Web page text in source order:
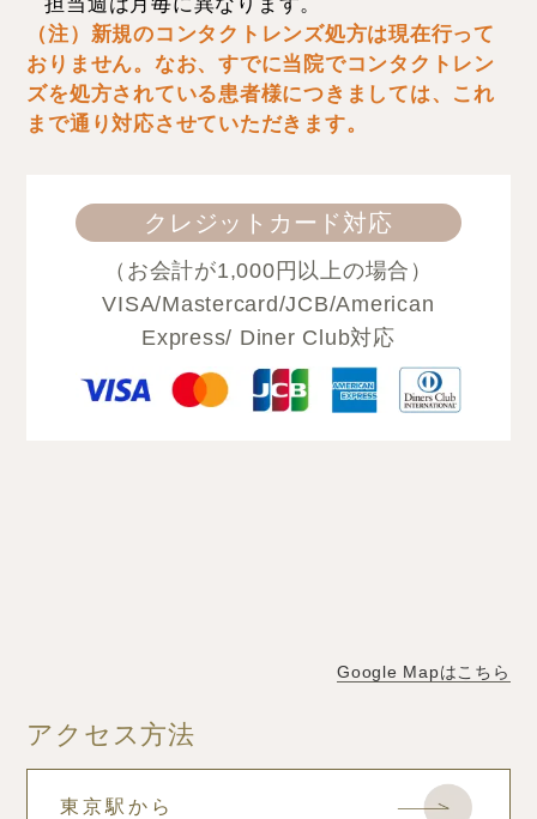
（注）新規のコンタクトレンズ処方は現在行って
おりません。なお、すでに当院でコンタクトレン
ズを処方されている患者様につきましては、これ
まで通り対応させていただきます。
クレジットカード対応
（お会計が1,000円以上の場合）
VISA/Mastercard/JCB/American
Express/ Diner Club対応
Google Mapはこちら
アクセス方法
東京駅から